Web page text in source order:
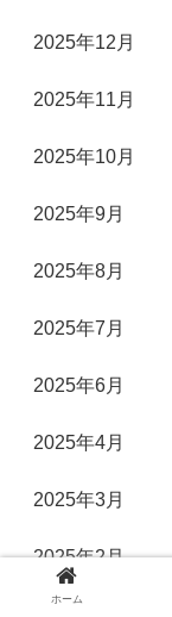
2025年12月
2025年11月
2025年10月
2025年9月
2025年8月
2025年7月
2025年6月
2025年4月
2025年3月
2025年2月
ホーム